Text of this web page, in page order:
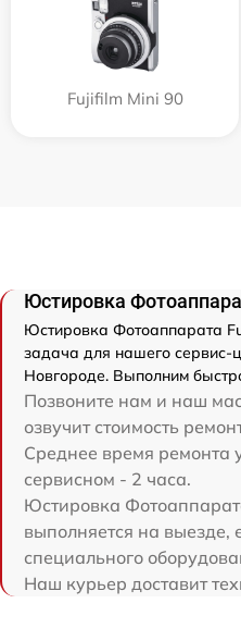
Fujifilm Mini 90
Юстировка
Юстировка Фотоаппарата
задача для нашего сервис-
Новгороде. Выполним
Позвоните нам и наш
озвучит стоимость
Среднее время ремонта
сервисном - 2 часа.
Юстировка
выполняется на выезде,
специального
Наш курьер доставит